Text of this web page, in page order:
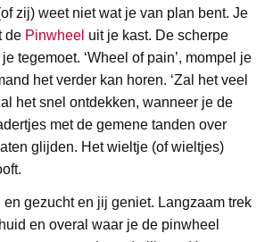
zij) weet niet wat je van plan bent. Je
de Pinwheel uit je kast. De scherpe
tegemoet. ‘Wheel of pain’, mompel je
het verder kan horen. ‘Zal het veel
het snel ontdekken, wanneer je de
met de gemene tanden over
glijden. Het wieltje (of wieltjes)
en gezucht en jij geniet. Langzaam trek
en overal waar je de pinwheel